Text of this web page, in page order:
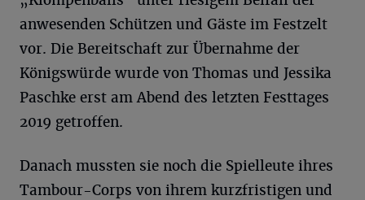
anwesenden Schützen und Gäste im Festzelt
vor. Die Bereitschaft zur Übernahme der
Königswürde wurde von Thomas und Jessika
Paschke erst am Abend des letzten Festtages
2019 getroffen.
Danach mussten sie noch die Spielleute ihres
Tambour-Corps von ihrem kurzfristigen und